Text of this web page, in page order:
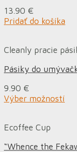
13.90 €
Pridať do košíka
Cleanly pracie
Pásiky do
9.90 €
Výber možností
Ecoffee Cup
“Whence the